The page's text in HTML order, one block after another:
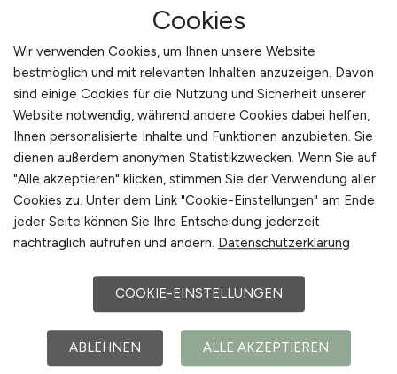
Jobs bei BruderhausDiakonie -
Stiftung Gustav Werner und Haus
am Berg
Jobs bei Bundesamt für das
Personalmanagement der
Bundeswehr
Cookies
Wir verwenden Cookies, um Ihnen unsere Website
bestmöglich und mit relevanten Inhalten anzuzeigen. Davon
sind einige Cookies für die Nutzung und Sicherheit unserer
Website notwendig, während andere Cookies dabei helfen,
Ihnen personalisierte Inhalte und Funktionen anzubieten. Sie
dienen außerdem anonymen Statistikzwecken. Wenn Sie auf
"Alle akzeptieren" klicken, stimmen Sie der Verwendung aller
Cookies zu. Unter dem Link "Cookie-Einstellungen" am Ende
jeder Seite können Sie Ihre Entscheidung jederzeit
nachträglich aufrufen und ändern. Datenschutzerklärung
COOKIE-EINSTELLUNGEN
ABLEHNEN ALLE AKZEPTIEREN